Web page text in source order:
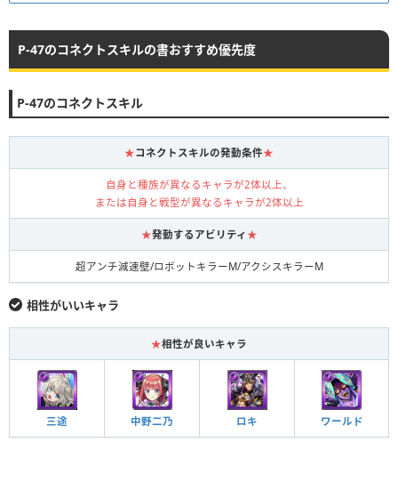
P-47のコネクトスキルの書おすすめ優先度
P-47のコネクトスキル
★コネクトスキルの発動条件★
自身と種族が異なるキャラが2体以上、
または自身と戦型が異なるキャラが2体以上
★発動するアビリティ ★
超アンチ減速壁/ロボットキラーM/アクシスキラーM
相性がいいキャラ
★相性が良いキャラ
三途 中野二乃 ロキ ワールド